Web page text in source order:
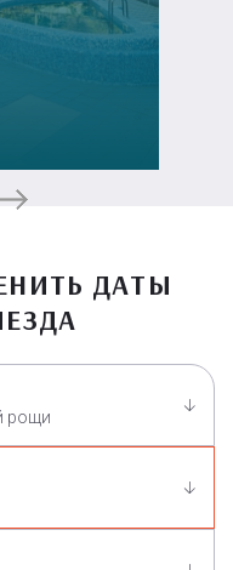
ДАТЫ
рощи